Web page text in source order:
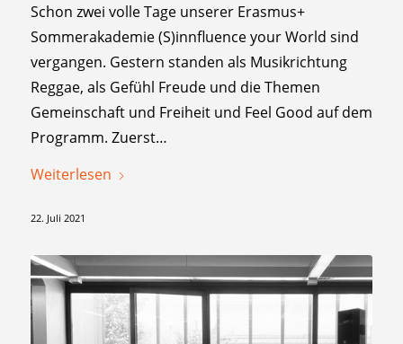
Schon zwei volle Tage unserer Erasmus+
Sommerakademie (S)innfluence your World sind
vergangen. Gestern standen als Musikrichtung
Reggae, als Gefühl Freude und die Themen
Gemeinschaft und Freiheit und Feel Good auf dem
Programm. Zuerst…
Weiterlesen
22. Juli 2021